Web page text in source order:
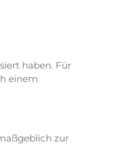
haben. Für
einem
zur